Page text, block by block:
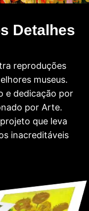
Detalhes
reproduções
museus.
e dedicação por
por Arte.
que leva
inacreditáveis